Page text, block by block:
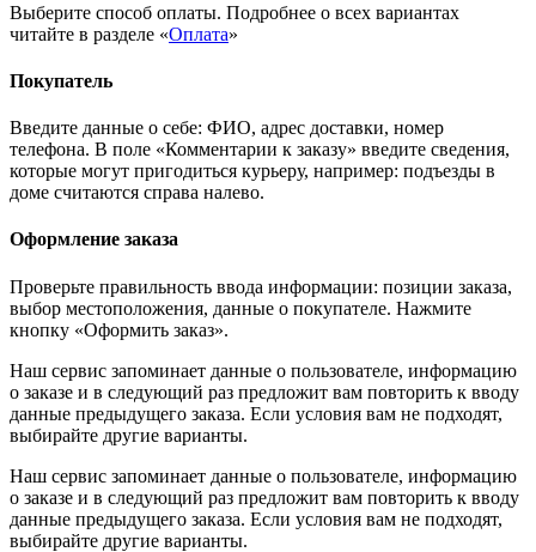
Выберите способ оплаты. Подробнее о всех вариантах
читайте в разделе «Оплата»
Покупатель
Введите данные о себе: ФИО, адрес доставки, номер
телефона. В поле «Комментарии к заказу» введите сведения,
которые могут пригодиться курьеру, например: подъезды в
доме считаются справа налево.
Оформление заказа
Проверьте правильность ввода информации: позиции заказа,
выбор местоположения, данные о покупателе. Нажмите
кнопку «Оформить заказ».
Наш сервис запоминает данные о пользователе, информацию
о заказе и в следующий раз предложит вам повторить к вводу
данные предыдущего заказа. Если условия вам не подходят,
выбирайте другие варианты.
Наш сервис запоминает данные о пользователе, информацию
о заказе и в следующий раз предложит вам повторить к вводу
данные предыдущего заказа. Если условия вам не подходят,
выбирайте другие варианты.